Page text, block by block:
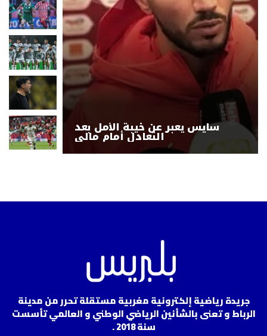
سايس يعبر عن خيبة الأمل بعد
التعادل أمام مالي
جريدة رياضية إلكترونية مغربية مستقلة تحرر من مدينة
الرباط و تعنى بالشأنين الرياضي الوطني و العالمي تأسست
سنة 2018 .